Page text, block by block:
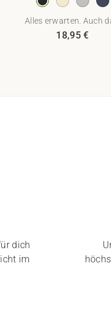
Alles erwarten. Auch
18,95€
dich
im